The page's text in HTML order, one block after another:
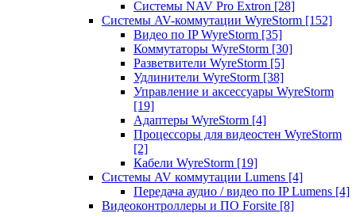
Системы NAV Pro Extron [28]
Системы AV-коммутации WyreStorm [152]
Видео по IP WyreStorm [35]
Коммутаторы WyreStorm [30]
Разветвители WyreStorm [5]
Удлинители WyreStorm [38]
Управление и аксессуары WyreStorm
[19]
Адаптеры WyreStorm [4]
Процессоры для видеостен WyreStorm
[2]
Кабели WyreStorm [19]
Системы AV коммутации Lumens [4]
Передача аудио / видео по IP Lumens [4]
Видеоконтроллеры и ПО Forsite [8]